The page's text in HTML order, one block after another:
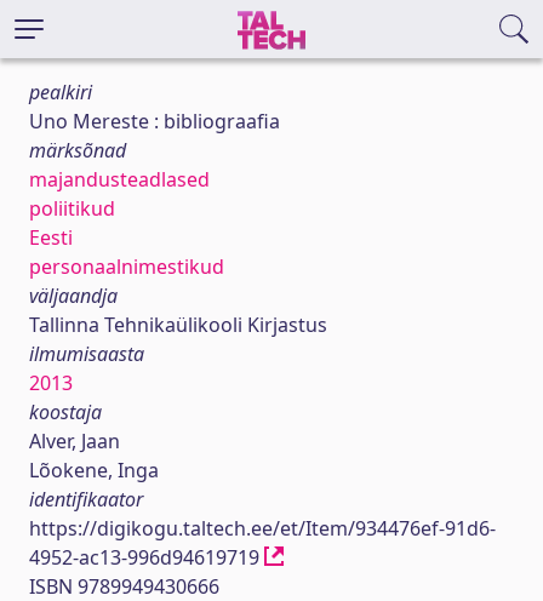
pealkiri
Uno Mereste : bibliograafia
märksõnad
majandusteadlased
poliitikud
Eesti
personaalnimestikud
väljaandja
Tallinna Tehnikaülikooli Kirjastus
ilmumisaasta
2013
koostaja
Alver, Jaan
Lõokene, Inga
identifikaator
https://digikogu.taltech.ee/et/Item/934476ef-91d6-
4952-ac13-996d94619719
ISBN 9789949430666